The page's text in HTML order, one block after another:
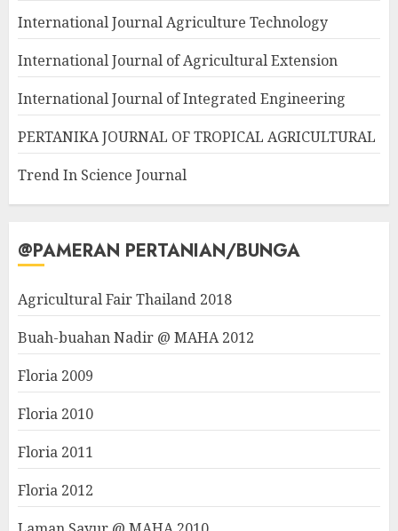
International Journal Agriculture Technology
International Journal of Agricultural Extension
International Journal of Integrated Engineering
PERTANIKA JOURNAL OF TROPICAL AGRICULTURAL
Trend In Science Journal
@PAMERAN PERTANIAN/BUNGA
Agricultural Fair Thailand 2018
Buah-buahan Nadir @ MAHA 2012
Floria 2009
Floria 2010
Floria 2011
Floria 2012